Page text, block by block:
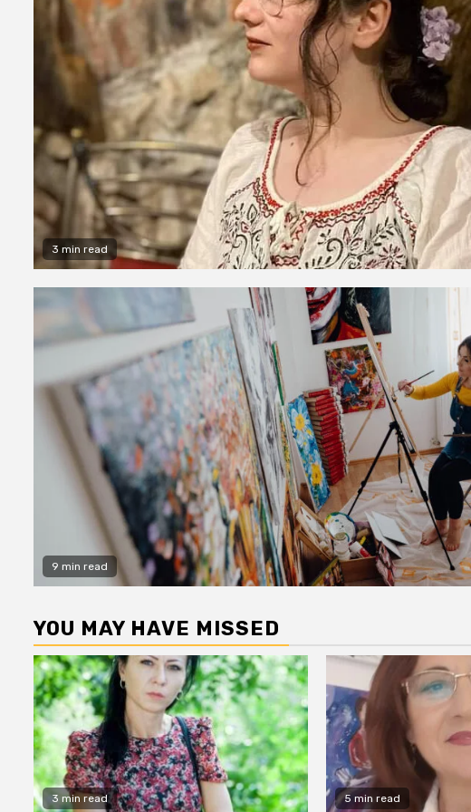
3 min read
9 min read
YOU MAY HAVE MISSED
3 min read 5 min read